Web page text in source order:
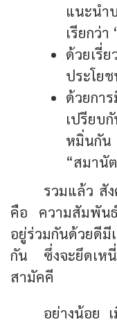
แนะน
เรียกว่า
ด้วยเ
ประโย
ด้วยกา
เปรียบ
หมิ่นกัน
“สมานั
รวมแล้ว สั
คือ ความสัมพัน
อยู่ร่วมกันด้วยดีมี
กัน ซึ่งจะยึดเหนี่
สามัคคี
อย่างน้อย